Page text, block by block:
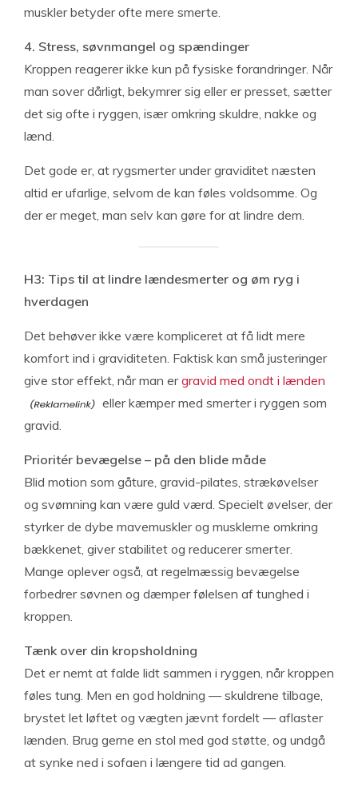
muskler betyder ofte mere smerte.
4. Stress, søvnmangel og spændinger
Kroppen reagerer ikke kun på fysiske forandringer. Når
man sover dårligt, bekymrer sig eller er presset, sætter
det sig ofte i ryggen, især omkring skuldre, nakke og
lænd.
Det gode er, at rygsmerter under graviditet næsten
altid er ufarlige, selvom de kan føles voldsomme. Og
der er meget, man selv kan gøre for at lindre dem.
H3: Tips til at lindre lændesmerter og øm ryg i
hverdagen
Det behøver ikke være kompliceret at få lidt mere
komfort ind i graviditeten. Faktisk kan små justeringer
give stor effekt, når man ergravid med ondt i lænden
eller kæmper med smerter i ryggen som
gravid.
Prioritér bevægelse – på den blide måde
Blid motion som gåture, gravid-pilates, strækøvelser
og svømning kan være guld værd. Specielt øvelser, der
styrker de dybe mavemuskler og musklerne omkring
bækkenet, giver stabilitet og reducerer smerter.
Mange oplever også, at regelmæssig bevægelse
forbedrer søvnen og dæmper følelsen af tunghed i
kroppen.
Tænk over din kropsholdning
Det er nemt at falde lidt sammen i ryggen, når kroppen
føles tung. Men en god holdning — skuldrene tilbage,
brystet let løftet og vægten jævnt fordelt — aflaster
lænden. Brug gerne en stol med god støtte, og undgå
at synke ned i sofaen i længere tid ad gangen.